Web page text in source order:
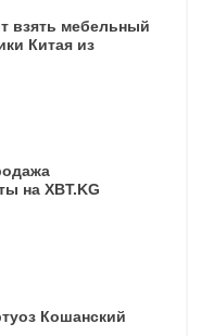
взять мебельный
Китая из
на XBT.KG
Кошанский